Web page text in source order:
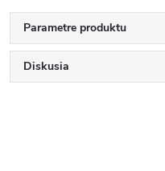
Parametre produktu
Diskusia